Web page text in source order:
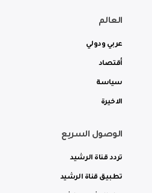
العالم
عربي ودولي
أقتصاد
سياسة
الاخيرة
الوصول السريع
تردد قناة الرشيد
تطبيق قناة الرشيد